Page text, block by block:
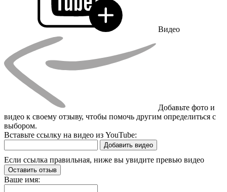
Видео
Добавьте фото и
видео к своему отзыву, чтобы помочь другим определиться с
выбором.
Вставьте ссылку на видео из YouTube:
Добавить видео
Если ссылка правильная, ниже вы увидите превью видео
Оставить отзыв
Ваше имя: